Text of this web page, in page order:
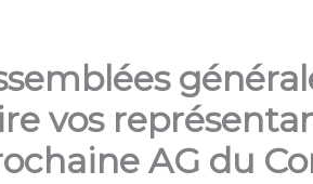
vos
AG du